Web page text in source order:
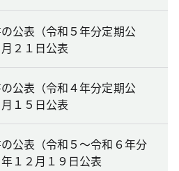
公表（令和５年分定期公
２１日公表
公表（令和４年分定期公
１５日公表
公表（令和５～令和６年分
１２月１９日公表